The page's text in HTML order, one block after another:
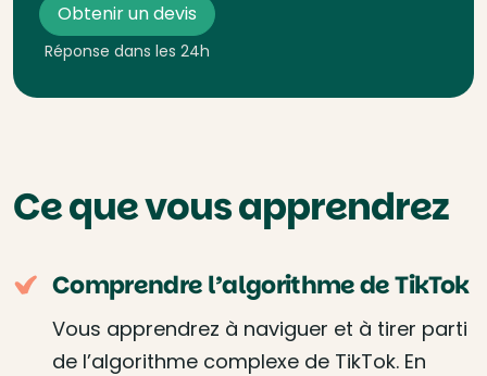
Obtenir un devis
Réponse dans les 24h
Ce que vous apprendrez
Comprendre l’algorithme de TikTok
Vous apprendrez à naviguer et à tirer parti
de l’algorithme complexe de TikTok. En